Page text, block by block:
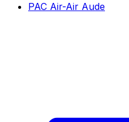
PAC Air-Air Aude